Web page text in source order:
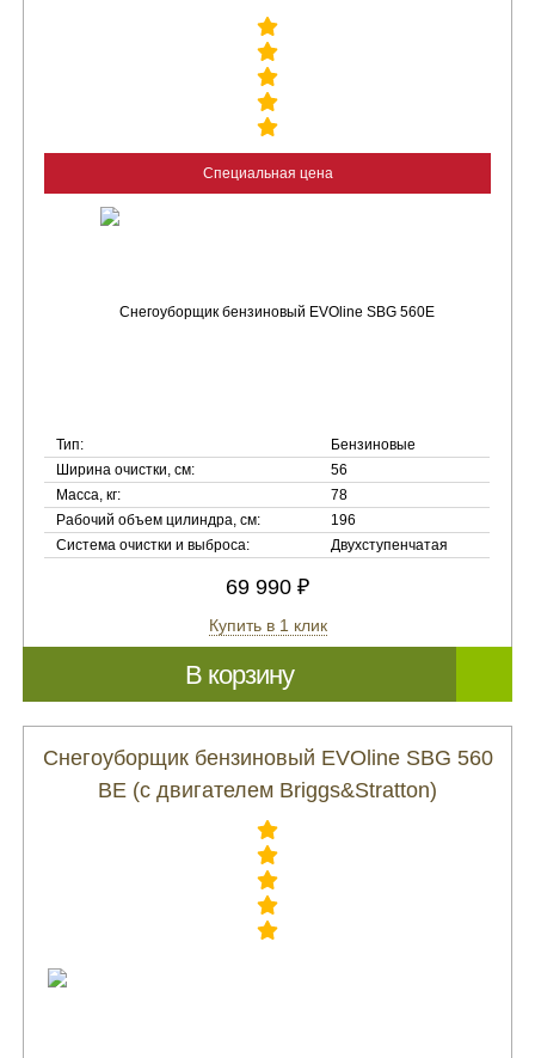
Специальная цена
Тип:
Бензиновые
Ширина очистки, см:
56
Масса, кг:
78
Рабочий объем цилиндра, см:
196
Система очистки и выброса:
Двухступенчатая
69 990 ₽
Купить в 1 клик
В корзину
Снегоуборщик бензиновый EVOline SBG 560
BE (с двигателем Briggs&Stratton)